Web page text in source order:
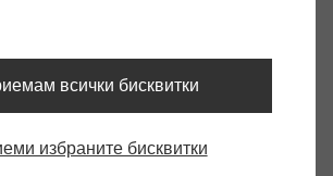
всички бисквитки
избраните бисквитки